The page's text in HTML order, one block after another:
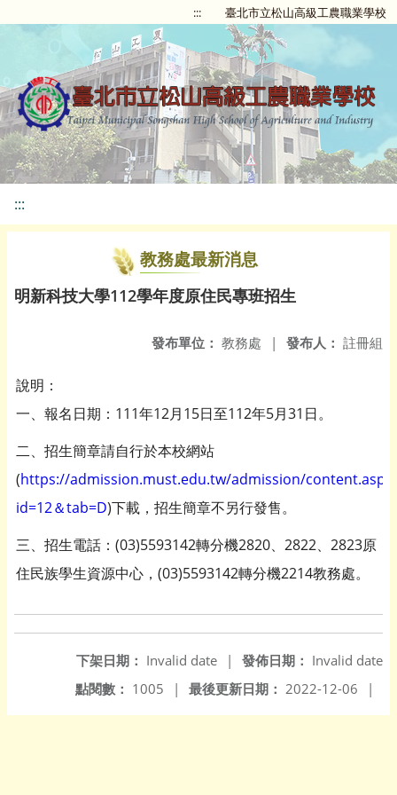
::: 臺北市立松山高級工農職業學校
:::
教務處最新消息
明新科技大學112學年度原住民專班招生
發布人： 註冊組
發布單位： 教務處 |
說明：
一、報名日期：111年12月15日至112年5月31日。
二、招生簡章請自行於本校網站
(https://admission.must.edu.tw/admission/
id=12＆tab=D)下載，招生簡章不另行發售。
三、招生電話：(03)5593142轉分機2820、2822、2823原
住民族學生資源中心，(03)5593142轉分機2214教務處。
發佈日期： Invalid date
下架日期： Invalid date
|
最後更新日期： 2022-12-06 |
點閱數： 1005 |